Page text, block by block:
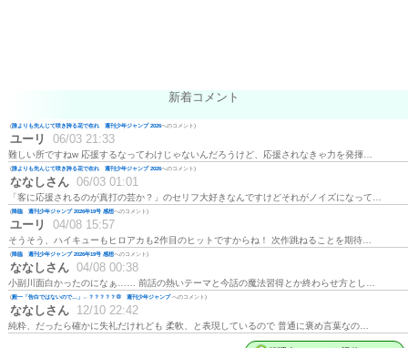
新着コメント
(誰よりも先んじて咲き誇る花で在れ 週刊少年ジャンプ 2026へのコメント)
ユーリ 06/03 21:33
難しい所ですねw 応援するなってわけじゃないんだろうけど、応援されなきゃ力を発揮…
(誰よりも先んじて咲き誇る花で在れ 週刊少年ジャンプ 2026へのコメント)
ななしさん 06/03 01:01
「客に応援されるのが真打の芸か？」のセリフ大好きなんですけどそれがノイズになって…
(降臨 週刊少年ジャンプ 2026年19号 感想へのコメント)
ユーリ 04/08 15:57
そうそう、ハイキューもヒロアカも2作目のヒットですからね！ 次作跳ねることを期待…
(降臨 週刊少年ジャンプ 2026年19号 感想へのコメント)
ななしさん 04/08 00:38
小副川面白かったのになぁ…… 前話の熱いテーマと今話の魔法習得とか終わらせ方とし…
(殿一「告白ではないので…」←？？？？？💢 週刊少年ジャンプへのコメント)
ななしさん 12/10 22:42
純粋、だったら確かに失礼だけれども 柔軟、と表現しているので 普通に褒め言葉なの…